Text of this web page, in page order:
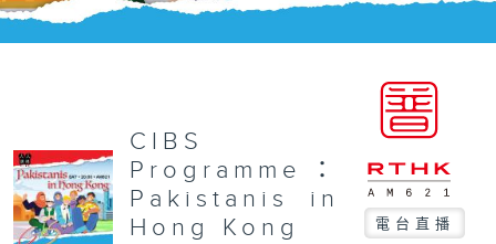
CIBS
Programme：
Pakistanis in
Hong Kong
電台直播